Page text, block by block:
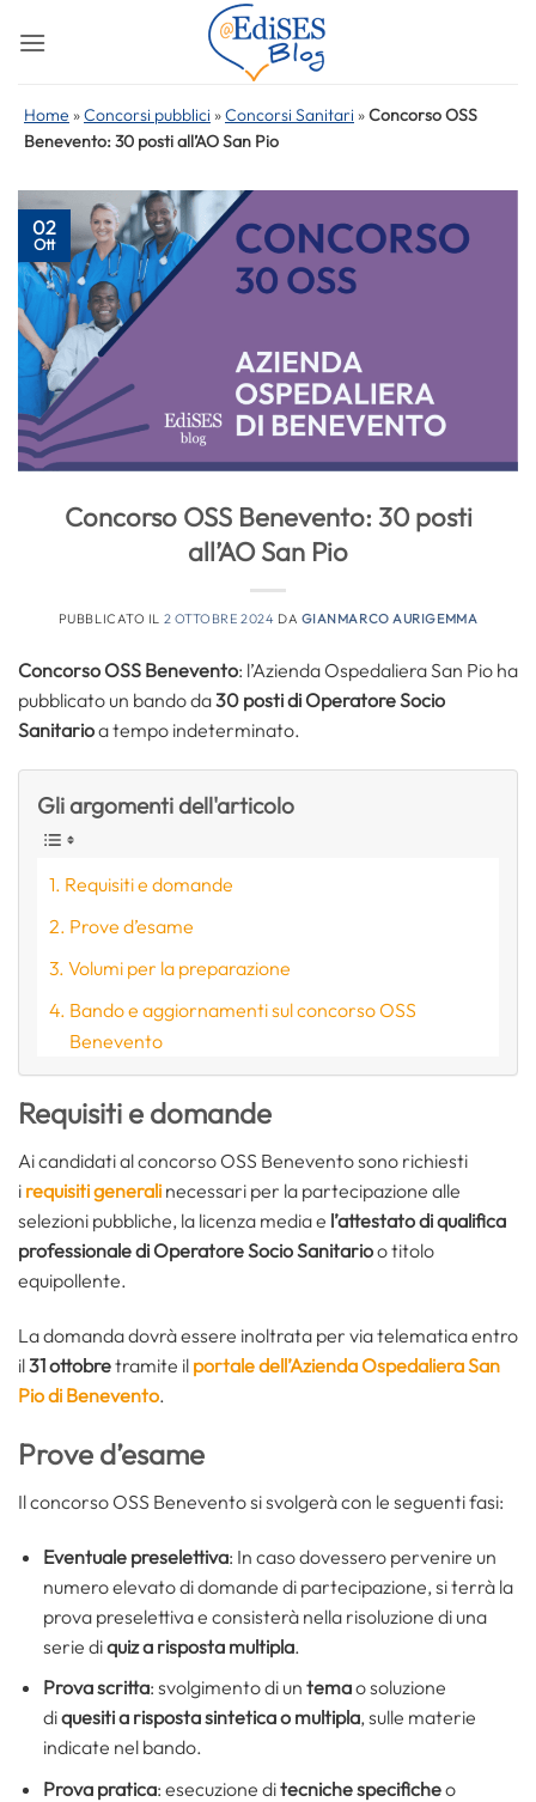
Home »Concorsi pubblici »Concorsi Sanitari »Concorso OSS
Benevento: 30 posti all’AO San Pio
02
Ott
Concorso OSS Benevento: 30 posti
all’AO San Pio
PUBBLICATO IL 2 OTTOBRE 2024 DA GIANMARCO AURIGEMMA
Concorso OSS Benevento: l’Azienda Ospedaliera San Pio ha
pubblicato un bando da30 posti di Operatore Socio
Sanitarioa tempo indeterminato.
Gli argomenti dell'articolo
Requisiti e domande
Prove d’esame
Volumi per la preparazione
Bando e aggiornamenti sul concorso OSS
Benevento
Requisiti e domande
Ai candidati al concorso OSS Benevento sono richiesti
i requisiti generali necessari per la partecipazione alle
selezioni pubbliche, la licenza media e l’attestato di qualifica
professionale di Operatore Socio Sanitarioo titolo
equipollente.
La domanda dovrà essere inoltrata per via telematica entro
il31 ottobretramite il portale dell’Azienda Ospedaliera San
Pio di Benevento.
Prove d’esame
Il concorso OSS Benevento si svolgerà con le seguenti fasi:
Eventuale preselettiva: In caso dovessero pervenire un
numero elevato di domande di partecipazione, si terrà la
prova preselettiva e consisterà nella risoluzione di una
serie diquiz a risposta multipla.
Prova scritta: svolgimento di un temao soluzione
diquesiti a risposta sintetica o multipla, sulle materie
indicate nel bando.
Prova pratica: esecuzione ditecniche specificheo